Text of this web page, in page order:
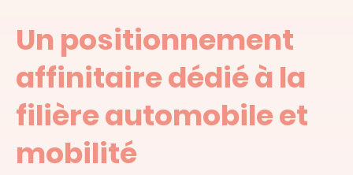
Linked’in
Un positionnement
affinitaire dédié à la
filière automobile et
mobilité